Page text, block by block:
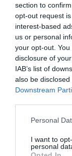
section to
opt-out request
interest-based
us or personal
your opt-out.
disclosure of
IAB’s list of
also be
Downstream
Please note that
not limited to
grant or deny
Personal
I want to
personal
A